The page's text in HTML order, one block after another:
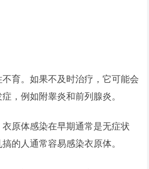
育。如果不及时治疗，它可能会
，例如附睾炎和前列腺炎。
原体感染在早期通常是无症状
的人通常容易感染衣原体。